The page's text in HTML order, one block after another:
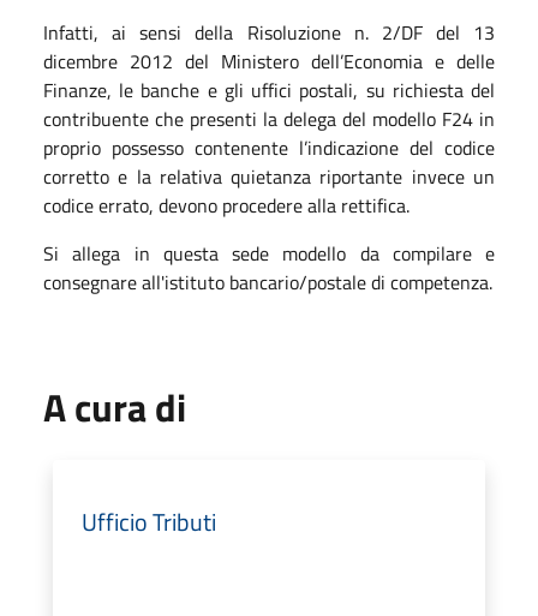
Infatti, ai sensi della Risoluzione n. 2/DF del 13
dicembre 2012 del Ministero dell’Economia e delle
Finanze, le banche e gli uffici postali, su richiesta del
contribuente che presenti la delega del modello F24 in
proprio possesso contenente l’indicazione del codice
corretto e la relativa quietanza riportante invece un
codice errato, devono procedere alla rettifica.
Si allega in questa sede modello da compilare e
consegnare all'istituto bancario/postale di competenza.
A cura di
Ufficio Tributi